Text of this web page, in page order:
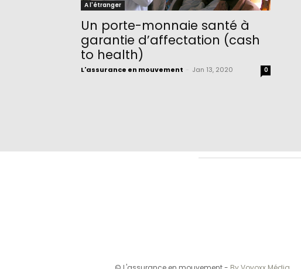
A l'étranger
Un porte-monnaie santé à
garantie d’affectation (cash
to health)
L'assurance en mouvement Jan 13, 2020 0